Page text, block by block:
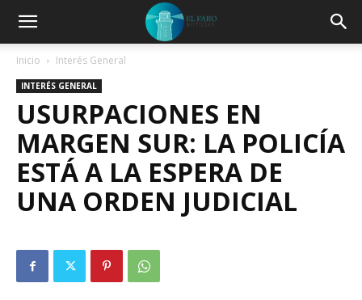
Inicio Interés General
INTERÉS GENERAL
USURPACIONES EN
MARGEN SUR: LA POLICÍA
ESTÁ A LA ESPERA DE
UNA ORDEN JUDICIAL